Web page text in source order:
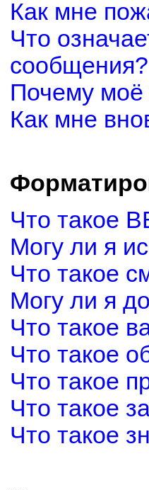
Как мне
Что
сообщения?
Почему моё
Как мне
Что такое
Могу ли я
Что такое
Могу ли я
Что такое
Что такое
Что такое
Что такое
Что такое